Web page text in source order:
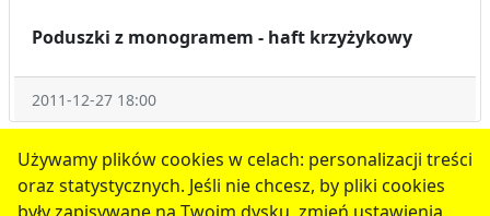
Używamy plików cookies w celach: personalizacji treści
oraz statystycznych. Jeśli nie chcesz, by pliki cookies
Poduszki z monogramem - haft krzyżykowy
2011-12-27 18:00
1 2 następne
serwis jest częścią portalu miejskiegowww.chojnow.eu